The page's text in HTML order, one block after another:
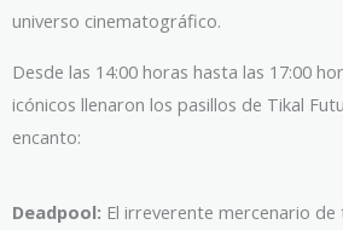
universo cinematográfico.
Desde las 14:00 horas hasta las 17:00
icónicos llenaron los pasillos de Tikal
encanto:
Deadpool: El irreverente mercenario